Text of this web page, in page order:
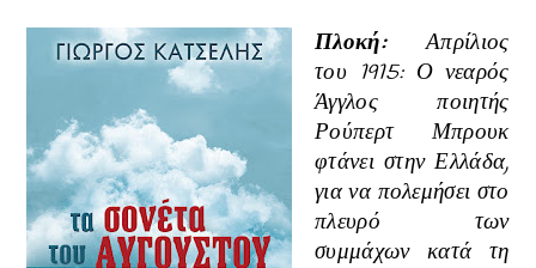
Πλοκή:Απρίλιος
του 1915: Ο νεαρός
Άγγλος ποιητής
Ρούπερτ Μπρουκ
φτάνει στην Ελλάδα,
για να πολεμήσει στο
πλευρό των
συμμάχων κατά τη